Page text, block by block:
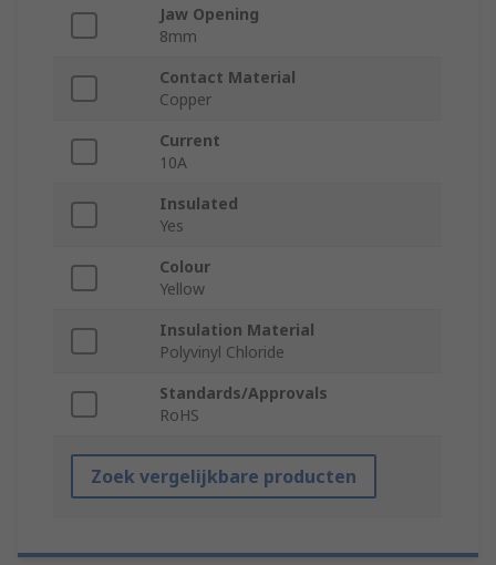
Jaw Opening
8mm
Contact Material
Copper
Current
10A
Insulated
Yes
Colour
Yellow
Insulation Material
Polyvinyl Chloride
Standards/Approvals
RoHS
Zoek vergelijkbare producten